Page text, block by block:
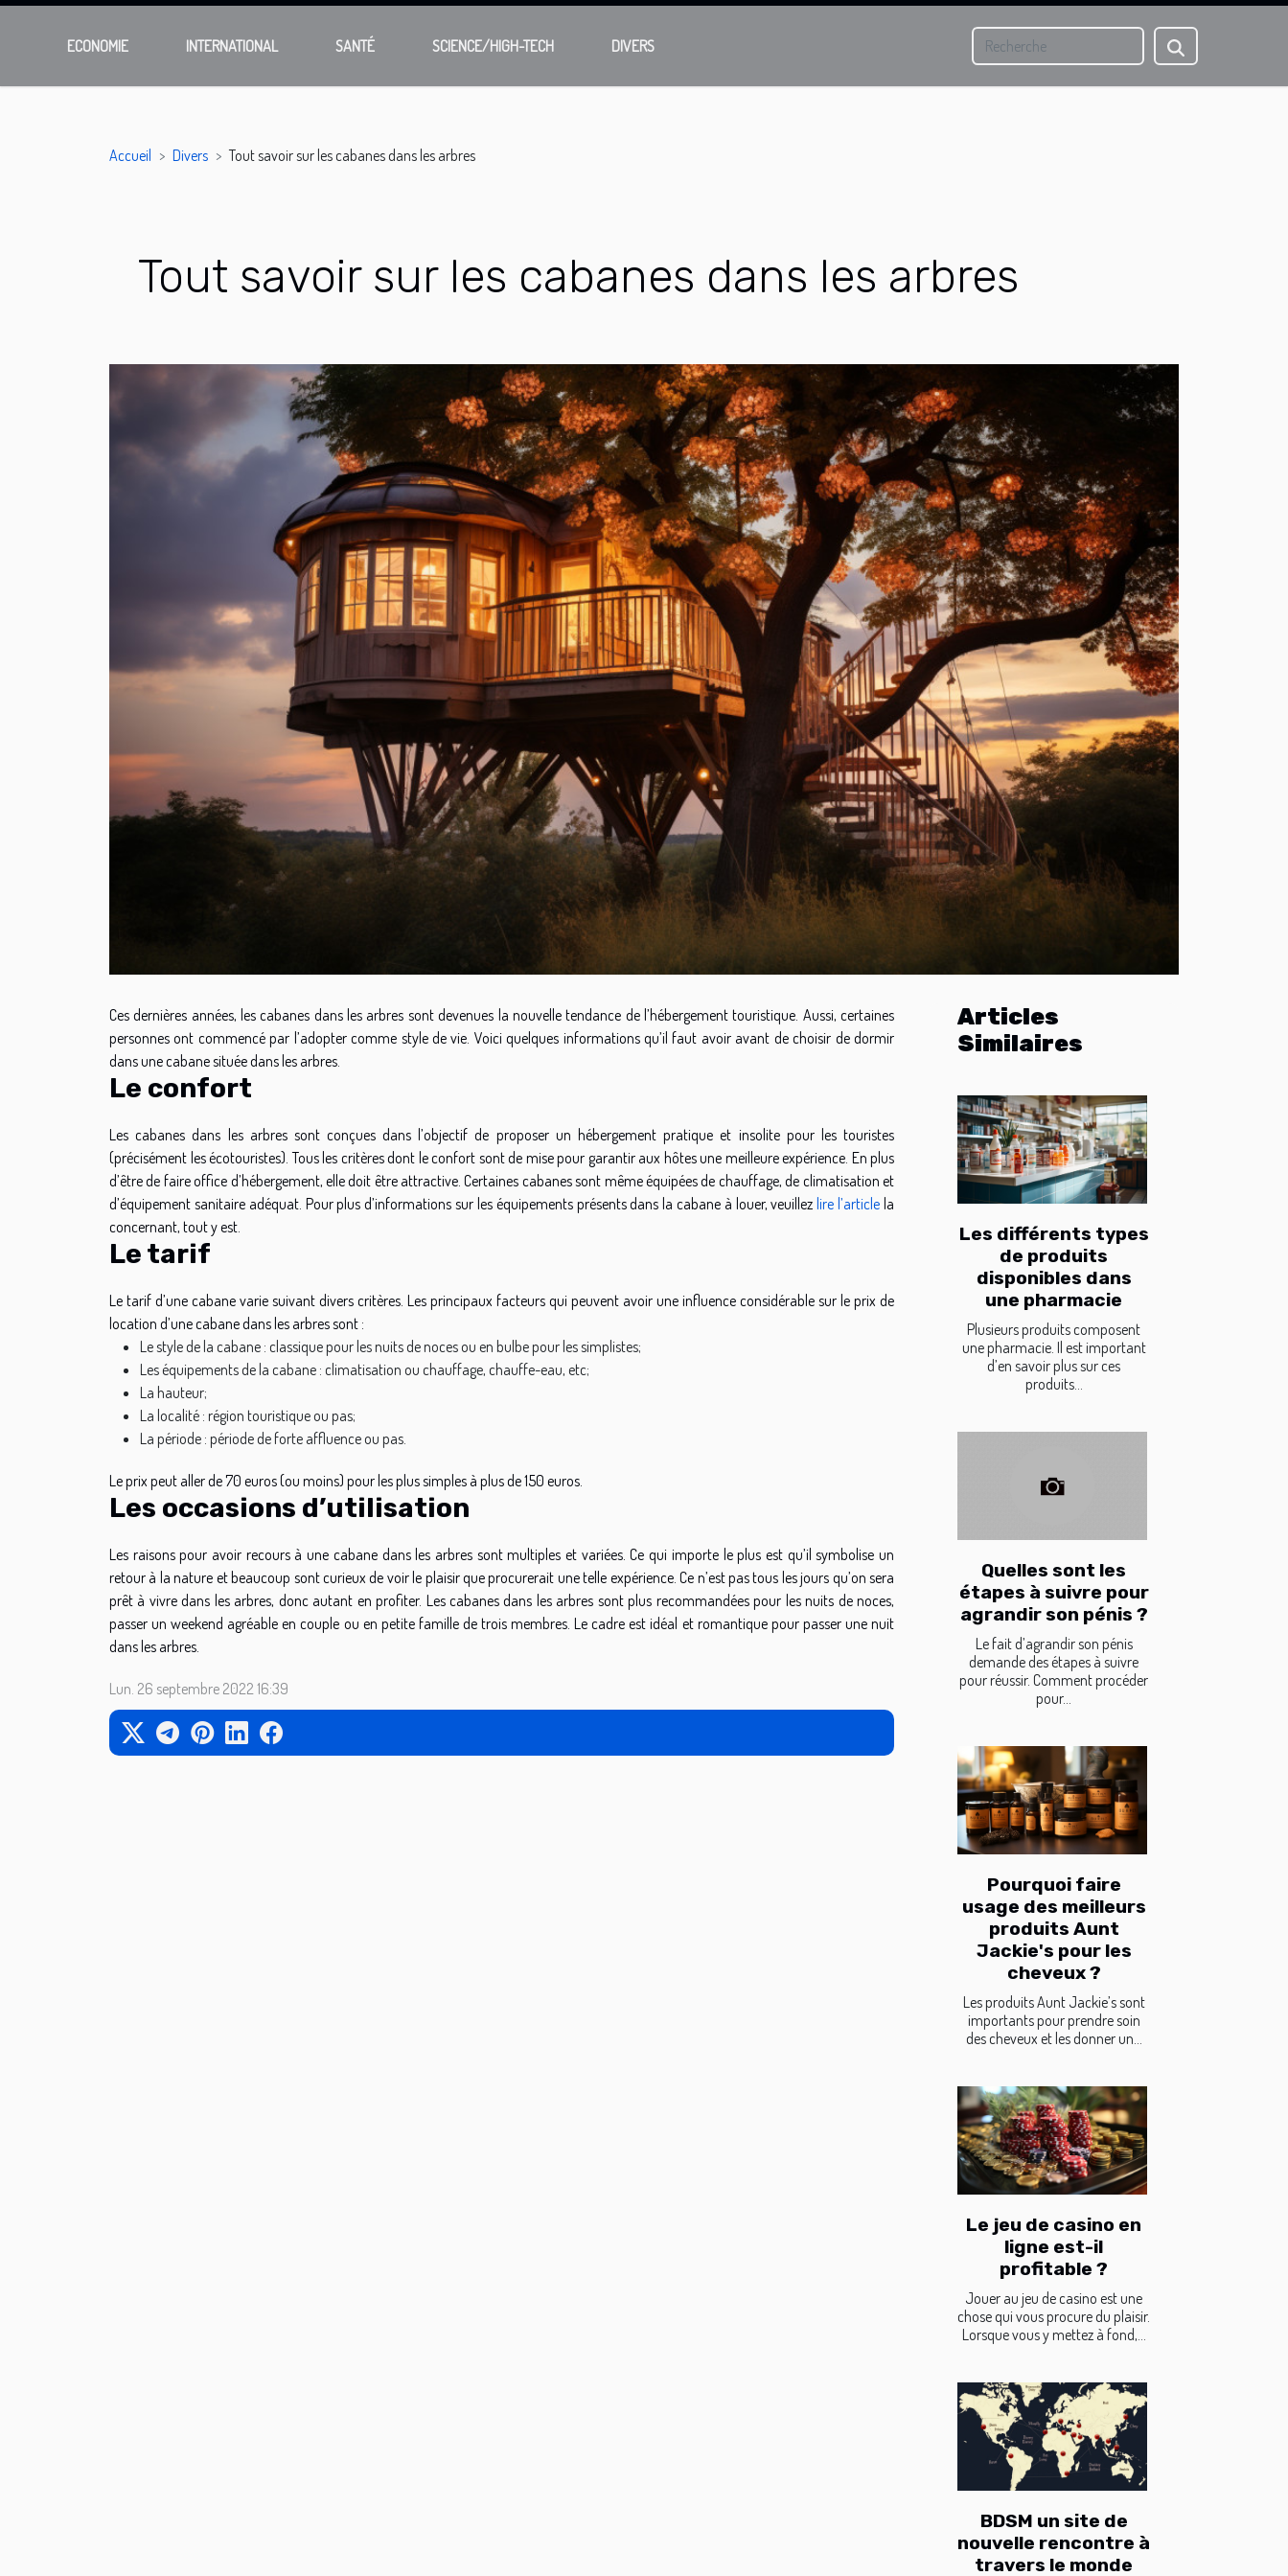
ECONOMIE INTERNATIONAL SANTÉ SCIENCE/HIGH-TECH DIVERS
Accueil Divers Tout savoir sur les cabanes dans les arbres
Tout savoir sur les cabanes dans les arbres
Ces dernières années, les cabanes dans les arbres sont devenues la nouvelle tendance de l’hébergement touristique. Aussi, certaines
personnes ont commencé par l’adopter comme style de vie. Voici quelques informations qu’il faut avoir avant de choisir de dormir
dans une cabane située dans les arbres.
Le confort
Les cabanes dans les arbres sont conçues dans l’objectif de proposer un hébergement pratique et insolite pour les touristes
(précisément les écotouristes). Tous les critères dont le confort sont de mise pour garantir aux hôtes une meilleure expérience. En plus
d’être de faire office d’hébergement, elle doit être attractive. Certaines cabanes sont même équipées de chauffage, de climatisation et
d’équipement sanitaire adéquat. Pour plus d’informations sur les équipements présents dans la cabane à louer, veuillez lire l’article la
concernant, tout y est.
Le tarif
Le tarif d’une cabane varie suivant divers critères. Les principaux facteurs qui peuvent avoir une influence considérable sur le prix de
location d’une cabane dans les arbres sont :
Le style de la cabane : classique pour les nuits de noces ou en bulbe pour les simplistes;
Les équipements de la cabane : climatisation ou chauffage, chauffe-eau, etc;
La hauteur;
La localité : région touristique ou pas;
La période : période de forte affluence ou pas.
Le prix peut aller de 70 euros (ou moins) pour les plus simples à plus de 150 euros.
Les occasions d’utilisation
Les raisons pour avoir recours à une cabane dans les arbres sont multiples et variées. Ce qui importe le plus est qu’il symbolise un
retour à la nature et beaucoup sont curieux de voir le plaisir que procurerait une telle expérience. Ce n’est pas tous les jours qu’on sera
prêt à vivre dans les arbres, donc autant en profiter. Les cabanes dans les arbres sont plus recommandées pour les nuits de noces,
passer un weekend agréable en couple ou en petite famille de trois membres. Le cadre est idéal et romantique pour passer une nuit
dans les arbres.
Lun. 26 septembre 2022 16:39
Articles
Similaires
Les différents types
de produits
disponibles dans
une pharmacie
Plusieurs produits composent
une pharmacie. Il est important
d’en savoir plus sur ces
produits...
Quelles sont les
étapes à suivre pour
agrandir son pénis ?
Le fait d’agrandir son pénis
demande des étapes à suivre
pour réussir. Comment procéder
pour...
Pourquoi faire
usage des meilleurs
produits Aunt
Jackie's pour les
cheveux ?
Les produits Aunt Jackie’s sont
importants pour prendre soin
des cheveux et les donner un...
Le jeu de casino en
ligne est-il
profitable ?
Jouer au jeu de casino est une
chose qui vous procure du plaisir.
Lorsque vous y mettez à fond,...
BDSM un site de
nouvelle rencontre à
travers le monde